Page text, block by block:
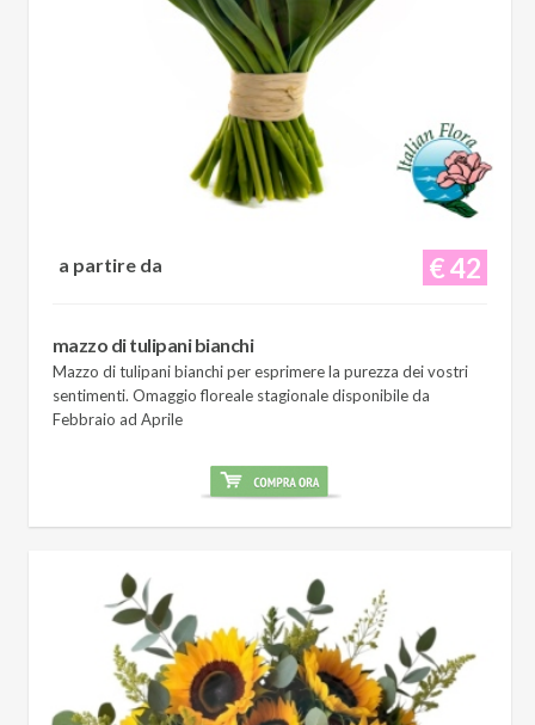
€ 42
a partire da
mazzo di tulipani bianchi
Mazzo di tulipani bianchi per esprimere la purezza dei vostri
sentimenti. Omaggio floreale stagionale disponibile da
Febbraio ad Aprile